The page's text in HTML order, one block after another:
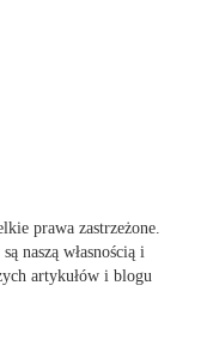
prawa zastrzeżone.
naszą własnością i
artykułów i blogu